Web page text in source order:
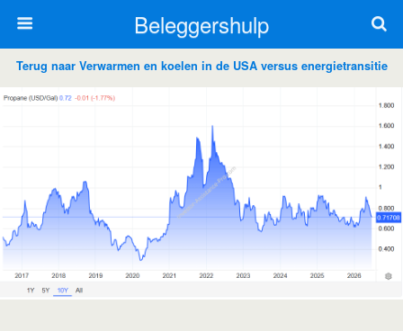
Beleggershulp
Terug naar Verwarmen en koelen in de USA versus energietransitie